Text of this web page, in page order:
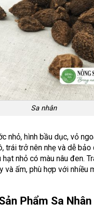
Sa nhân
nhỏ, hình bầu dục, vỏ
trái trở nên nhẹ và dễ bảo
nhỏ có màu nâu đen.
và ấm, phù hợp với nhiều
Phẩm Sa